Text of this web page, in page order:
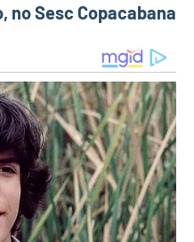
no Sesc Copacabana